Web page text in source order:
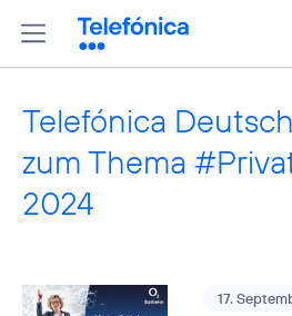
Telefónica
zum Thema
2024
17.